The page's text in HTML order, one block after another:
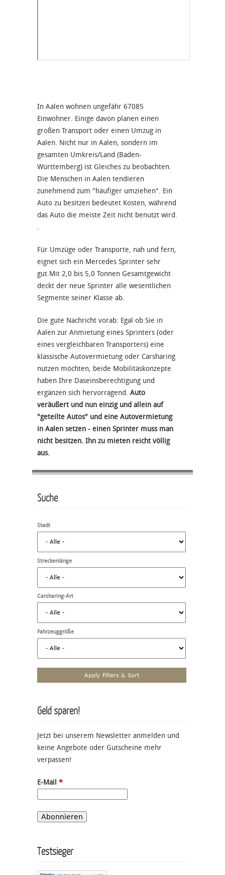
In Aalen wohnen ungefähr 67085
Einwohner. Einige davon planen einen
großen Transport oder einen Umzug in
Aalen. Nicht nur in Aalen, sondern im
gesamten Umkreis/Land (Baden-
Württemberg) ist Gleiches zu beobachten.
Die Menschen in Aalen tendieren
zunehmend zum "häufiger umziehen". Ein
Auto zu besitzen bedeutet Kosten, während
das Auto die meiste Zeit nicht benutzt wird.
.
Für Umzüge oder Transporte, nah und fern,
eignet sich ein Mercedes Sprinter sehr
gut.Mit 2,0 bis 5,0 Tonnen Gesamtgewicht
deckt der neue Sprinter alle wesentlichen
Segmente seiner Klasse ab.
Die gute Nachricht vorab: Egal ob Sie in
Aalen zur Anmietung eines Sprinters (oder
eines vergleichbaren Transporters) eine
klassische Autovermietung oder Carsharing
nutzen möchten, beide Mobilitäskonzepte
haben Ihre Daseinsberechtigung und
ergänzen sich hervorragend. Auto
veräußert und nun einzig und allein auf
"geteilte Autos" und eine Autovermietung
in Aalen setzen - einen Sprinter muss man
nicht besitzen. Ihn zu mieten reicht völlig
aus.
Suche
Stadt
Streckenlänge
Carsharing-Art
Fahrzeuggröße
Geld sparen!
Jetzt bei unserem Newsletter anmelden und
keine Angebote oder Gutscheine mehr
verpassen!
E-Mail *
Testsieger